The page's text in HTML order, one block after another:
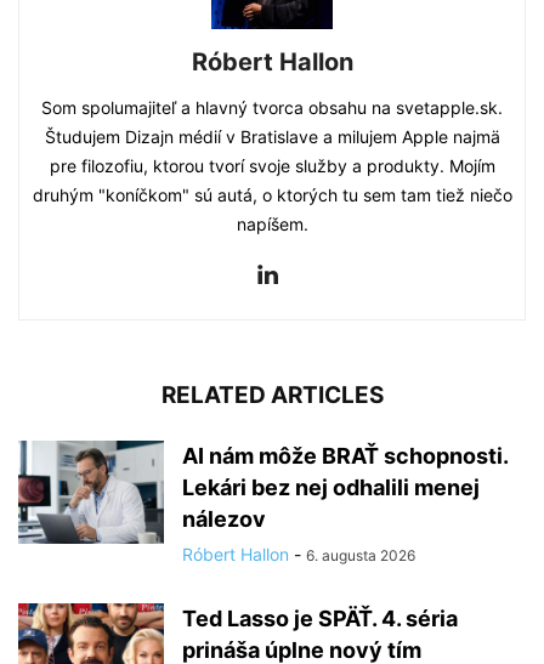
Róbert Hallon
Som spolumajiteľ a hlavný tvorca obsahu na svetapple.sk.
Študujem Dizajn médií v Bratislave a milujem Apple najmä
pre filozofiu, ktorou tvorí svoje služby a produkty. Mojím
druhým "koníčkom" sú autá, o ktorých tu sem tam tiež niečo
napíšem.
RELATED ARTICLES
AI nám môže BRAŤ schopnosti.
Lekári bez nej odhalili menej
nálezov
Róbert Hallon - 6. augusta 2026
Ted Lasso je SPÄŤ. 4. séria
prináša úplne nový tím